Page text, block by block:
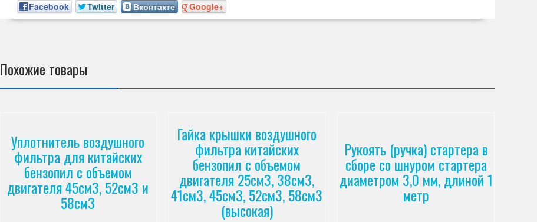
Facebook Twitter Вконтакте Google+
Похожие товары
Уплотнитель воздушного
фильтра для китайских
бензопил с объемом
двигателя 45см3, 52см3 и
58см3
Гайка крышки воздушного
фильтра китайских
бензопил с объемом
двигателя 25см3, 38см3,
41см3, 45см3, 52см3, 58см3
(высокая)
Рукоять (ручка) стартера в
сборе со шнуром стартера
диаметром 3,0 мм, длиной 1
метр